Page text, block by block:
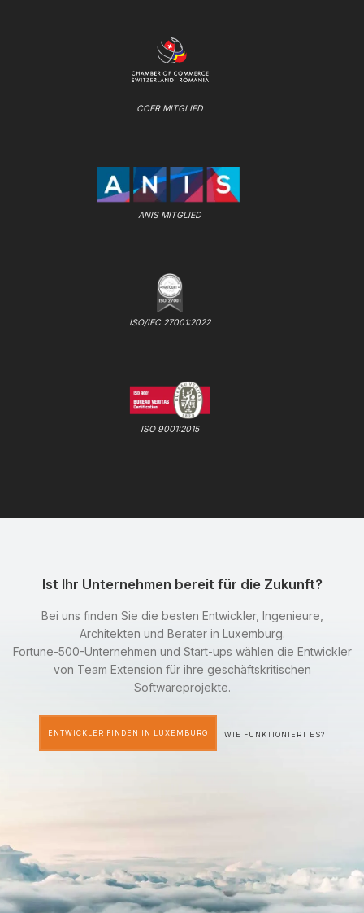
CCER MITGLIED
ANIS MITGLIED
ISO/IEC 27001:2022
ISO 9001:2015
Ist Ihr Unternehmen bereit für die Zukunft?
Bei uns finden Sie die besten Entwickler, Ingenieure,
Architekten und Berater in Luxemburg.
Fortune-500-Unternehmen und Start-ups wählen die Entwickler
von Team Extension für ihre geschäftskritischen
Softwareprojekte.
ENTWICKLER FINDEN IN LUXEMBURG WIE FUNKTIONIERT ES?